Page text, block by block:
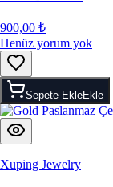
900,00 ₺
Henüz yorum yok
Sepete EkleEkle
Xuping Jewelry